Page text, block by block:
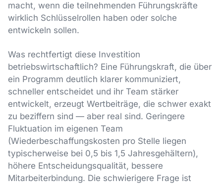
macht, wenn die teilnehmenden Führungskräfte
wirklich Schlüsselrollen haben oder solche
entwickeln sollen.
Was rechtfertigt diese Investition
betriebswirtschaftlich? Eine Führungskraft, die über
ein Programm deutlich klarer kommuniziert,
schneller entscheidet und ihr Team stärker
entwickelt, erzeugt Wertbeiträge, die schwer exakt
zu beziffern sind — aber real sind. Geringere
Fluktuation im eigenen Team
(Wiederbeschaffungskosten pro Stelle liegen
typischerweise bei 0,5 bis 1,5 Jahresgehältern),
höhere Entscheidungsqualität, bessere
Mitarbeiterbindung. Die schwierigere Frage ist